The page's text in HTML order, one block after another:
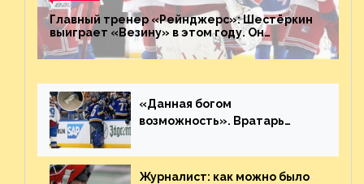
Главный тренер «Рейнджерс»: Шестёркин
выиграет «Везину» в этом году. Он
невероятен
«Данная богом
возможность». Вратарь
броске бутылкой в Кадри
Журналист: как можно было